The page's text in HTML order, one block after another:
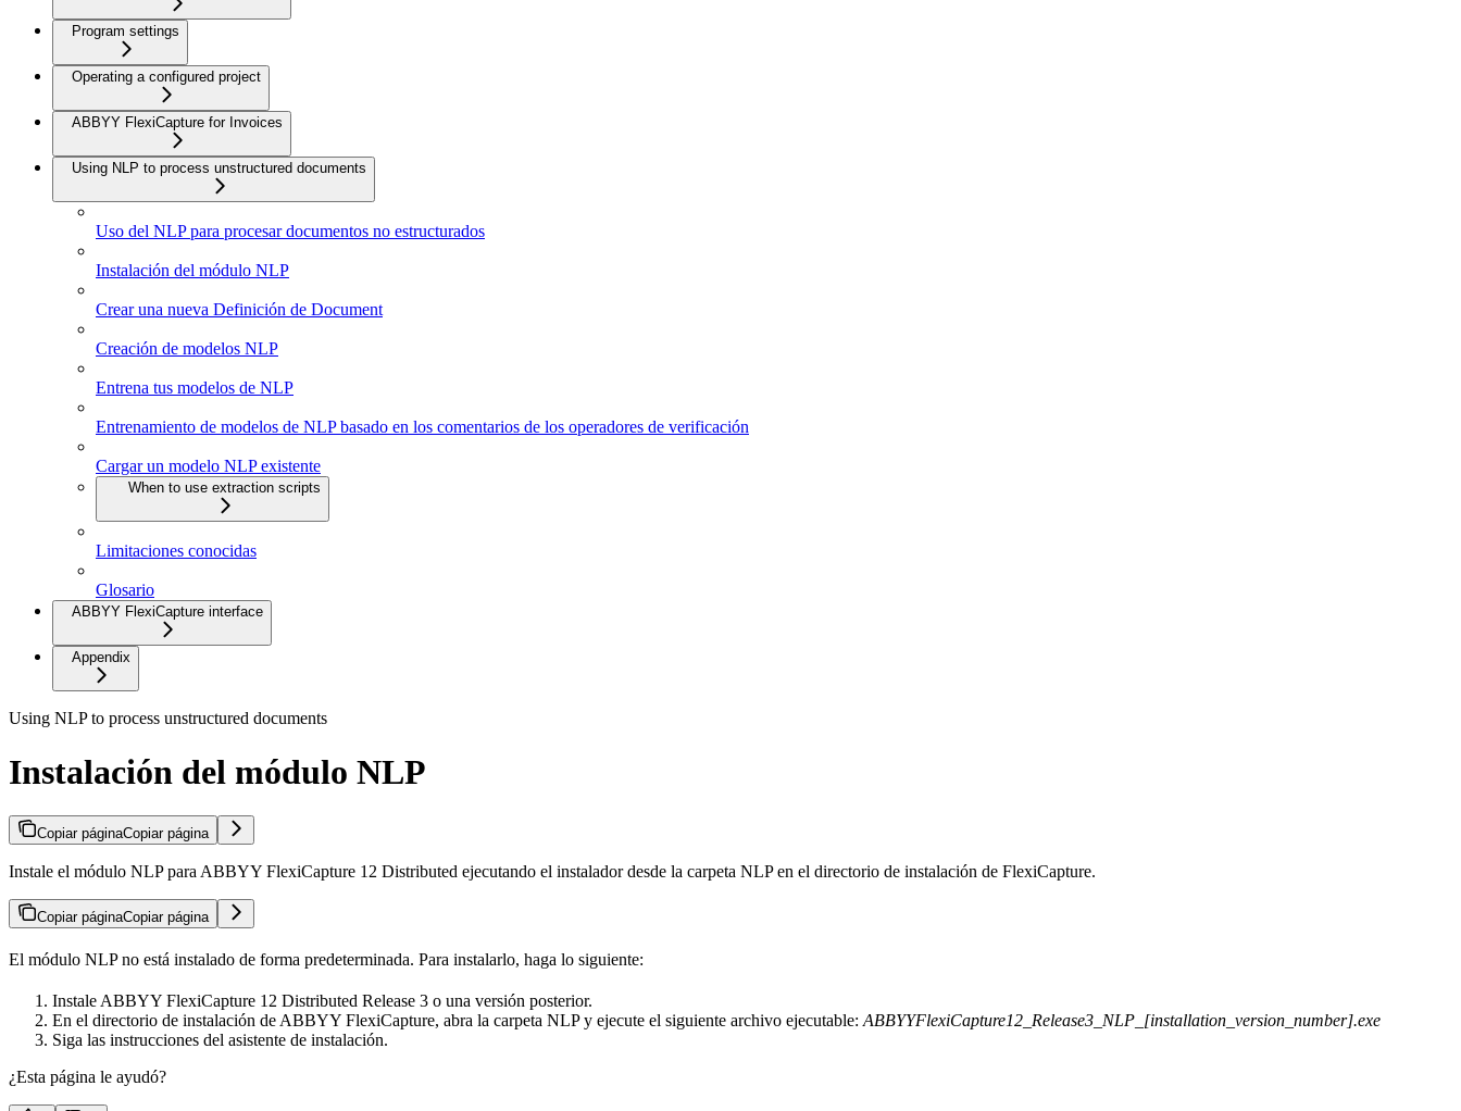
Program settings
Operating a configured project
ABBYY FlexiCapture for Invoices
Using NLP to process unstructured documents
Uso del NLP para procesar documentos no estructurados
Instalación del módulo NLP
Crear una nueva Definición de Document
Creación de modelos NLP
Entrena tus modelos de NLP
Entrenamiento de modelos de NLP basado en los comentarios de los operadores de verificación
Cargar un modelo NLP existente
When to use extraction scripts
Limitaciones conocidas
Glosario
ABBYY FlexiCapture interface
Appendix
Using NLP to process unstructured documents
Instalación del módulo NLP
Copiar páginaCopiar página
Instale el módulo NLP para ABBYY FlexiCapture 12 Distributed ejecutando el instalador desde la carpeta NLP en el directorio de instalación de FlexiCapture.
Copiar páginaCopiar página
El módulo NLP no está instalado de forma predeterminada. Para instalarlo, haga lo siguiente:
Instale ABBYY FlexiCapture 12 Distributed Release 3 o una versión posterior.
En el directorio de instalación de ABBYY FlexiCapture, abra la carpeta NLP y ejecute el siguiente archivo ejecutable: ABBYYFlexiCapture12_Release3_NLP_[installation_version_number].exe
Siga las instrucciones del asistente de instalación.
¿Esta página le ayudó?